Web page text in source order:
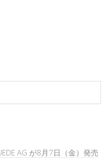
AG が8月7日（金）発売